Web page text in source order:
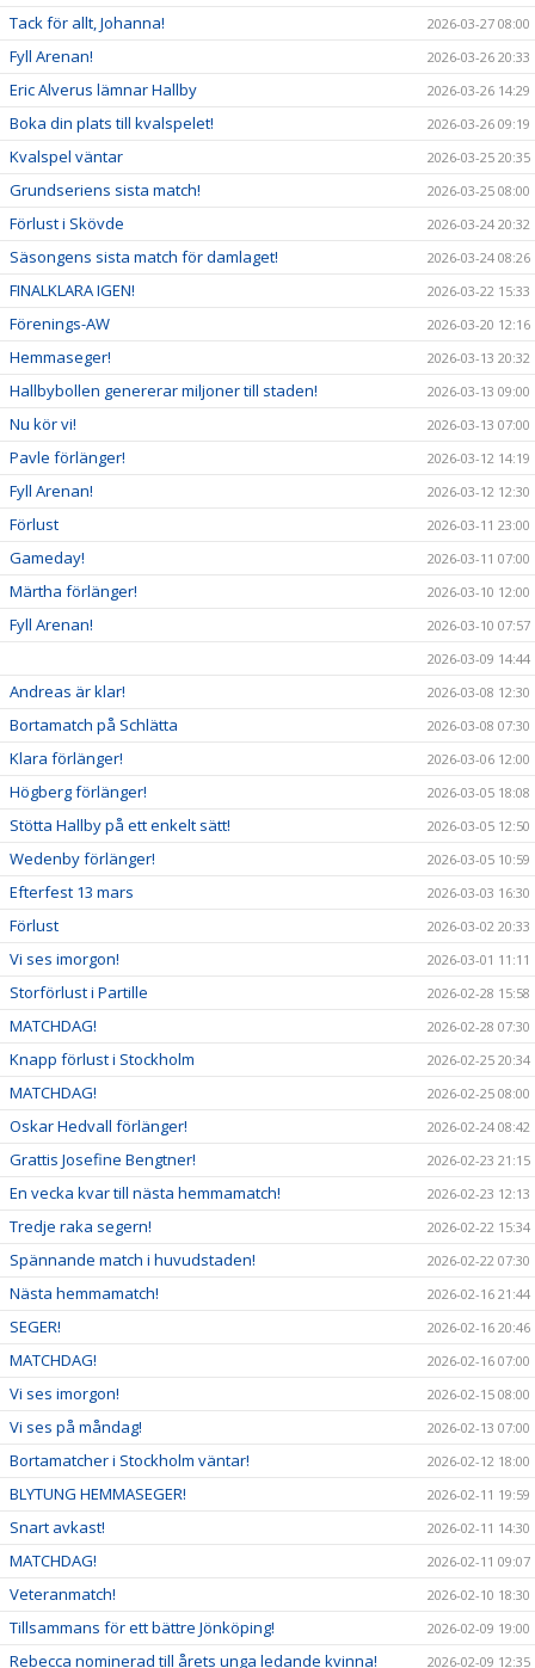
Tack för allt, Johanna! 2026-03-27 08:00
Fyll Arenan! 2026-03-26 20:33
Eric Alverus lämnar Hallby 2026-03-26 14:29
Boka din plats till kvalspelet! 2026-03-26 09:19
Kvalspel väntar 2026-03-25 20:35
Grundseriens sista match! 2026-03-25 08:00
Förlust i Skövde 2026-03-24 20:32
Säsongens sista match för damlaget! 2026-03-24 08:26
FINALKLARA IGEN! 2026-03-22 15:33
Förenings-AW 2026-03-20 12:16
Hemmaseger! 2026-03-13 20:32
Hallbybollen genererar miljoner till staden! 2026-03-13 09:00
Nu kör vi! 2026-03-13 07:00
Pavle förlänger! 2026-03-12 14:19
Fyll Arenan! 2026-03-12 12:30
Förlust 2026-03-11 23:00
Gameday! 2026-03-11 07:00
Märtha förlänger! 2026-03-10 12:00
Fyll Arenan!
2026-03-10 07:57
2026-03-09 14:44
Andreas är klar! 2026-03-08 12:30
Bortamatch på Schlätta 2026-03-08 07:30
Klara förlänger! 2026-03-06 12:00
Högberg förlänger! 2026-03-05 18:08
Stötta Hallby på ett enkelt sätt! 2026-03-05 12:50
Wedenby förlänger! 2026-03-05 10:59
Efterfest 13 mars 2026-03-03 16:30
Förlust 2026-03-02 20:33
Vi ses imorgon! 2026-03-01 11:11
Storförlust i Partille 2026-02-28 15:58
MATCHDAG! 2026-02-28 07:30
Knapp förlust i Stockholm 2026-02-25 20:34
MATCHDAG! 2026-02-25 08:00
Oskar Hedvall förlänger! 2026-02-24 08:42
Grattis Josefine Bengtner! 2026-02-23 21:15
En vecka kvar till nästa hemmamatch! 2026-02-23 12:13
Tredje raka segern! 2026-02-22 15:34
Spännande match i huvudstaden! 2026-02-22 07:30
Nästa hemmamatch! 2026-02-16 21:44
SEGER! 2026-02-16 20:46
MATCHDAG! 2026-02-16 07:00
Vi ses imorgon! 2026-02-15 08:00
Vi ses på måndag! 2026-02-13 07:00
Bortamatcher i Stockholm väntar! 2026-02-12 18:00
BLYTUNG HEMMASEGER! 2026-02-11 19:59
Snart avkast! 2026-02-11 14:30
MATCHDAG! 2026-02-11 09:07
Veteranmatch! 2026-02-10 18:30
Tillsammans för ett bättre Jönköping! 2026-02-09 19:00
Rebecca nominerad till årets unga ledande kvinna! 2026-02-09 12:35